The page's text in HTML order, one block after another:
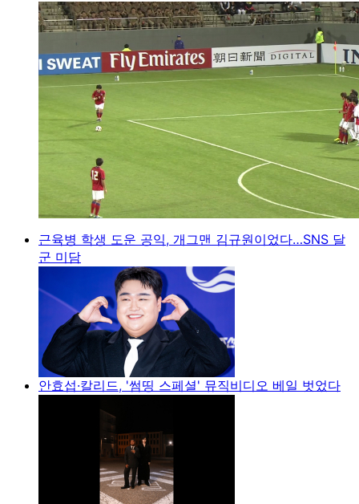
근육병 학생 도운 공익, 개그맨 김규원이었다…SNS 달
군 미담
안효섭·칼리드, '썸띵 스페셜' 뮤직비디오 베일 벗었다